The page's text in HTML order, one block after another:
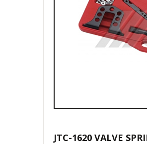
JTC-1620 VALVE